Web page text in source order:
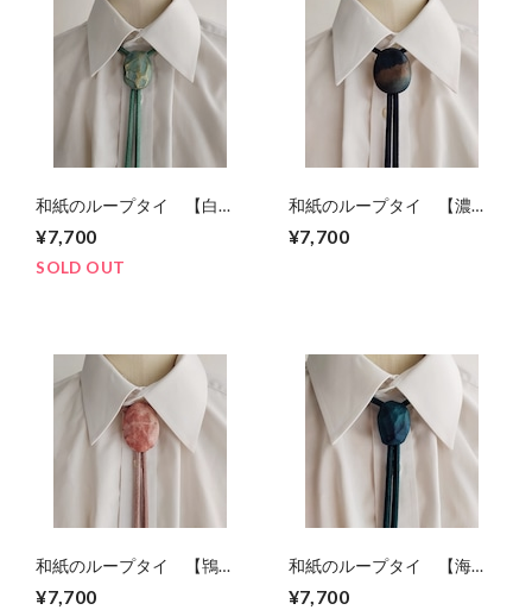
和紙のループタイ 【白
¥7,700
SOLD OUT
和紙のループタイ 【濃
¥7,700
和紙のループタイ 【鴇
¥7,700
和紙のループタイ 【海
¥7,700